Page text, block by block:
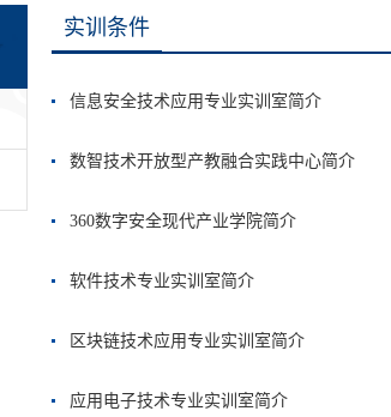
实训条件
信息安全技术应用专业实训室简介
数智技术开放型产教融合实践中心简介
360数字安全现代产业学院简介
软件技术专业实训室简介
区块链技术应用专业实训室简介
应用电子技术专业实训室简介